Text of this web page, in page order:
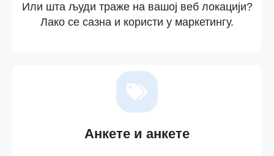
Или шта људи траже на вашој веб локацији?
Лако се сазна и користи у маркетингу.
Анкете и анкете